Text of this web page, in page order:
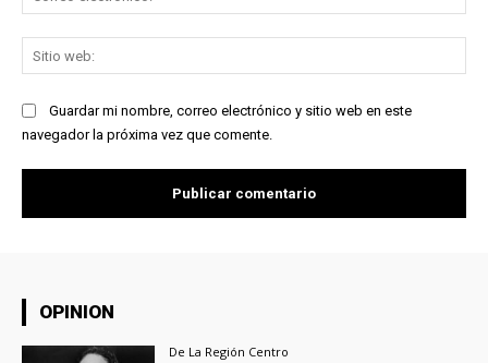
Guardar mi nombre, correo electrónico y sitio web en este
navegador la próxima vez que comente.
OPINION
De La Región Centro